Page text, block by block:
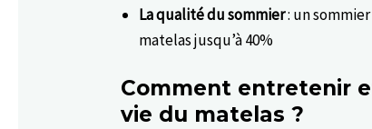
La qualité du sommier: un
matelas jusqu’à 40%
Comment entretenir
vie du matelas ?